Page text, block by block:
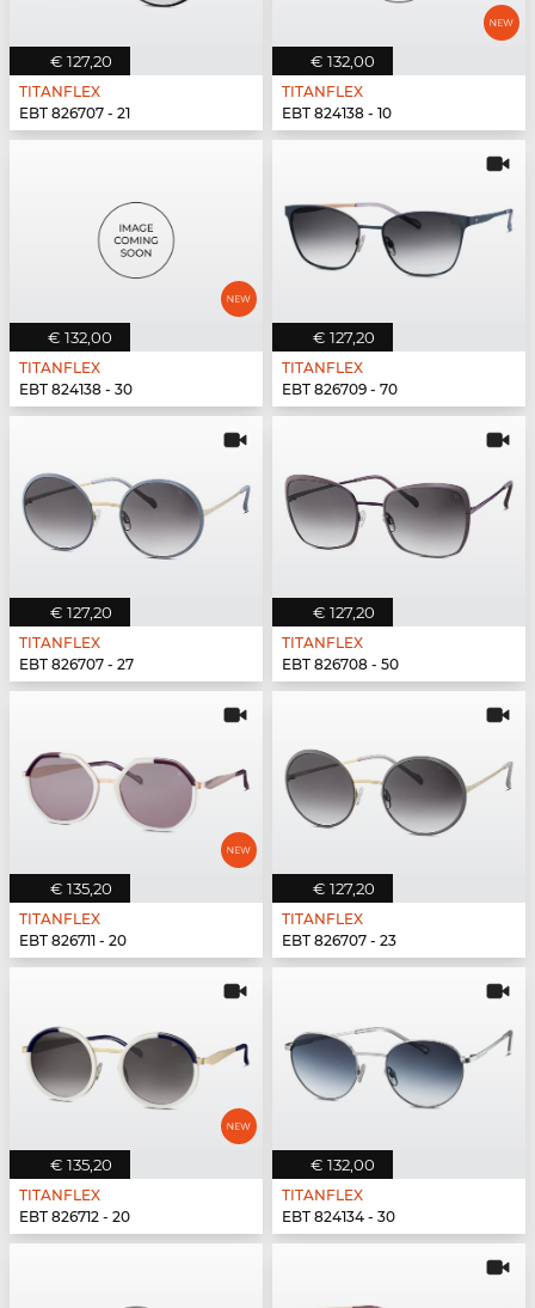
€ 127,20
TITANFLEX
EBT 826707 - 21
€ 132,00
TITANFLEX
EBT 824138 - 10
€ 132,00
TITANFLEX
EBT 824138 - 30
€ 127,20
TITANFLEX
EBT 826709 - 70
€ 127,20
TITANFLEX
EBT 826707 - 27
€ 127,20
TITANFLEX
EBT 826708 - 50
€ 135,20
TITANFLEX
EBT 826711 - 20
€ 127,20
TITANFLEX
EBT 826707 - 23
€ 135,20
TITANFLEX
EBT 826712 - 20
€ 132,00
TITANFLEX
EBT 824134 - 30